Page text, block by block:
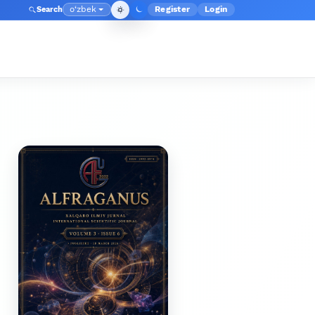
Search Language
o‘zbek Admin menyusi
Register Login